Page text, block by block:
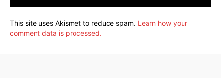
This site uses Akismet to reduce spam. Learn how your
comment data is processed.